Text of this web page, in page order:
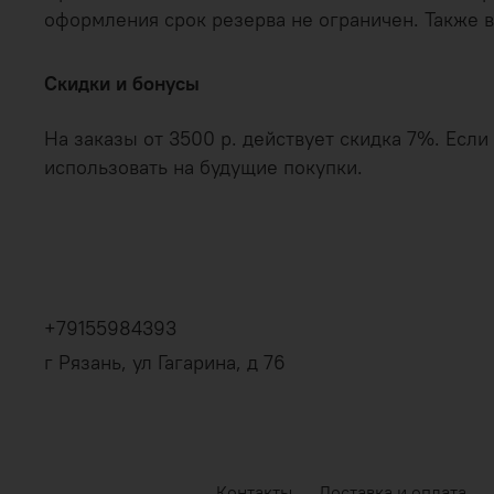
оформления срок резерва не ограничен. Также
Скидки и бонусы
На заказы от 3500 р. действует скидка 7%.
использовать на будущие покупки.
+79155984393
г Рязань, ул Гагарина, д 76